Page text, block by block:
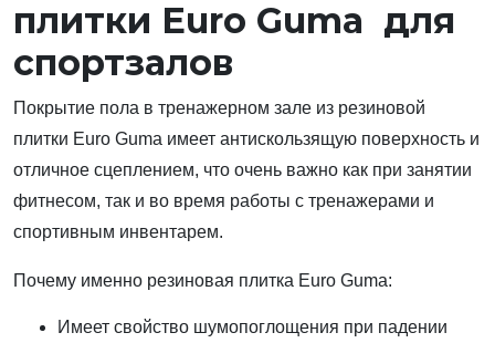
плитки Euro Guma для
спортзалов
Покрытие пола в тренажерном зале из резиновой
плитки Euro Guma имеет антискользящую поверхность и
отличное сцеплением, что очень важно как при занятии
фитнесом, так и во время работы с тренажерами и
спортивным инвентарем.
Почему именно резиновая плитка Euro Guma:
Имеет свойство шумопоглощения при падении